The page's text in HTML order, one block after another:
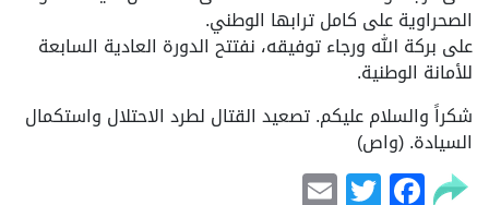
الصحراوية على كامل ترابها الوطني.
على بركة الله ورجاء توفيقه، نفتتح الدورة العادية السابعة
للأمانة الوطنية.
شكراً والسلام عليكم. تصعيد القتال لطرد الاحتلال واستكمال
السيادة. (واص)
Facebook
Twitter